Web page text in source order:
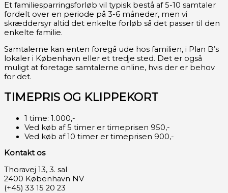
Et familiesparringsforløb vil typisk bestå af 5-10 samtaler
fordelt over en periode på 3-6 måneder, men vi
skræddersyr altid det enkelte forløb så det passer til den
enkelte familie.
Samtalerne kan enten foregå ude hos familien, i Plan B’s
lokaler i København eller et tredje sted. Det er også
muligt at foretage samtalerne online, hvis der er behov
for det.
TIMEPRIS OG KLIPPEKORT
1 time: 1.000,-
Ved køb af 5 timer er timeprisen 950,-
Ved køb af 10 timer er timeprisen 900,-
Kontakt os
Thoravej 13, 3. sal
2400 København NV
(+45) 33 15 20 23